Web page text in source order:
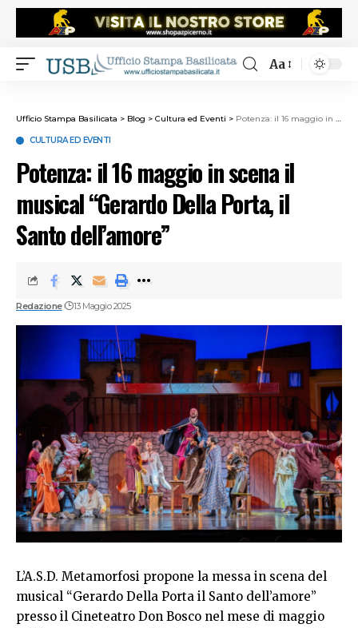
Aa
Ufficio Stampa Basilicata > Blog > Cultura ed Eventi > Potenza: il 16 maggio in scena il musical “Gerardo Della Porta, il Santo dell’amore”
CULTURA ED EVENTI
Potenza: il 16 maggio in scena il
musical “Gerardo Della Porta, il
Santo dell’amore”
Redazione 13 Maggio 2025
L’A.S.D. Metamorfosi propone la messa in scena del
musical “Gerardo Della Porta il Santo dell’amore”
presso il Cineteatro Don Bosco nel mese di maggio